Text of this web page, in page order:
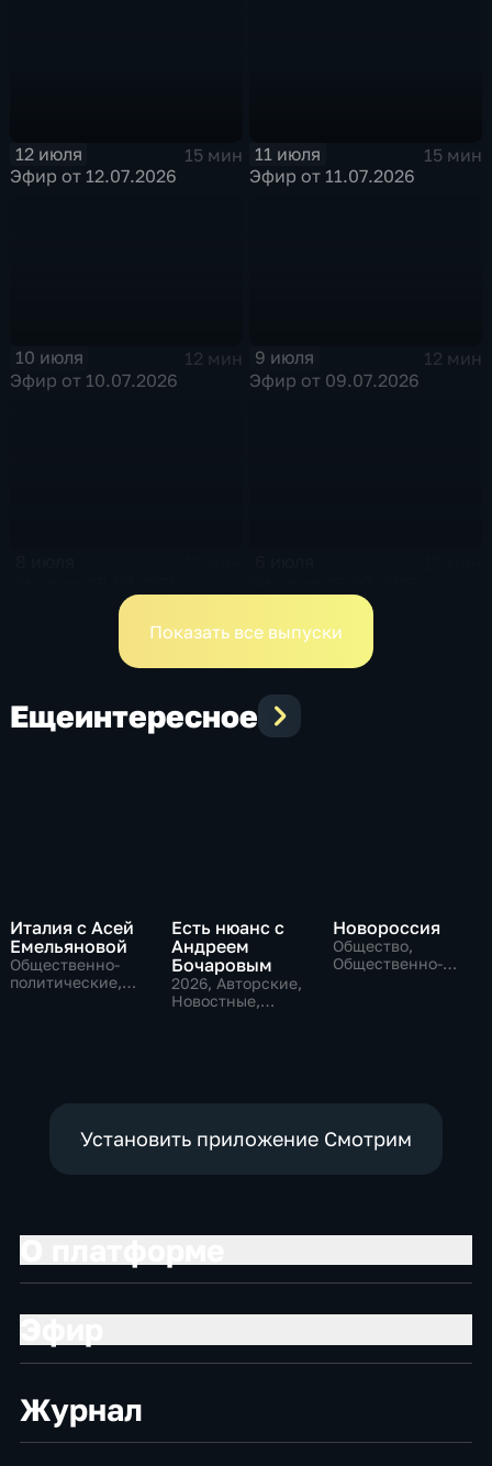
12 июля
15 мин
Эфир от 12.07.2026
11 июля
15 мин
Эфир от 11.07.2026
10 июля
12 мин
Эфир от 10.07.2026
9 июля
12 мин
Эфир от 09.07.2026
Показать все выпуски
Ещеинтересное
Италия с Асей
Емельяновой
Общественно-
политические,
Есть нюанс с
Андреем
Бочаровым
2026, Авторские,
Новостные,
Новороссия
Общество,
Общественно-
Установить приложение Смотрим
Журнал